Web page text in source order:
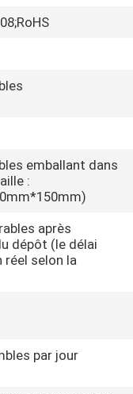
emballant dans
:
après
dépôt (le délai
réel selon la
par jour